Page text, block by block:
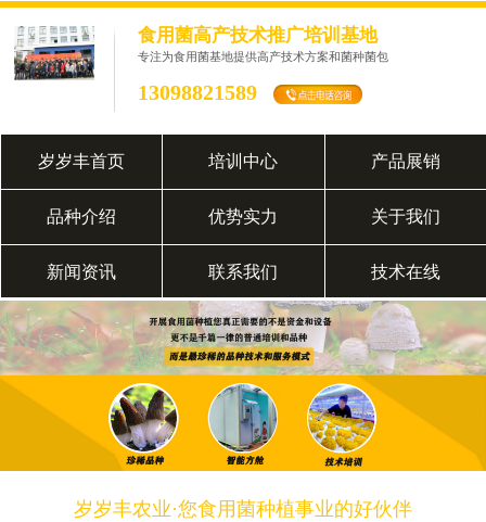
食用菌高产技术推广培训基地
专注为食用菌基地提供高产技术方案和菌种菌包
13098821589
岁岁丰首页 培训中心 产品展销
品种介绍 优势实力 关于我们
新闻资讯 联系我们 技术在线
岁岁丰农业·您食用菌种植事业的好伙伴